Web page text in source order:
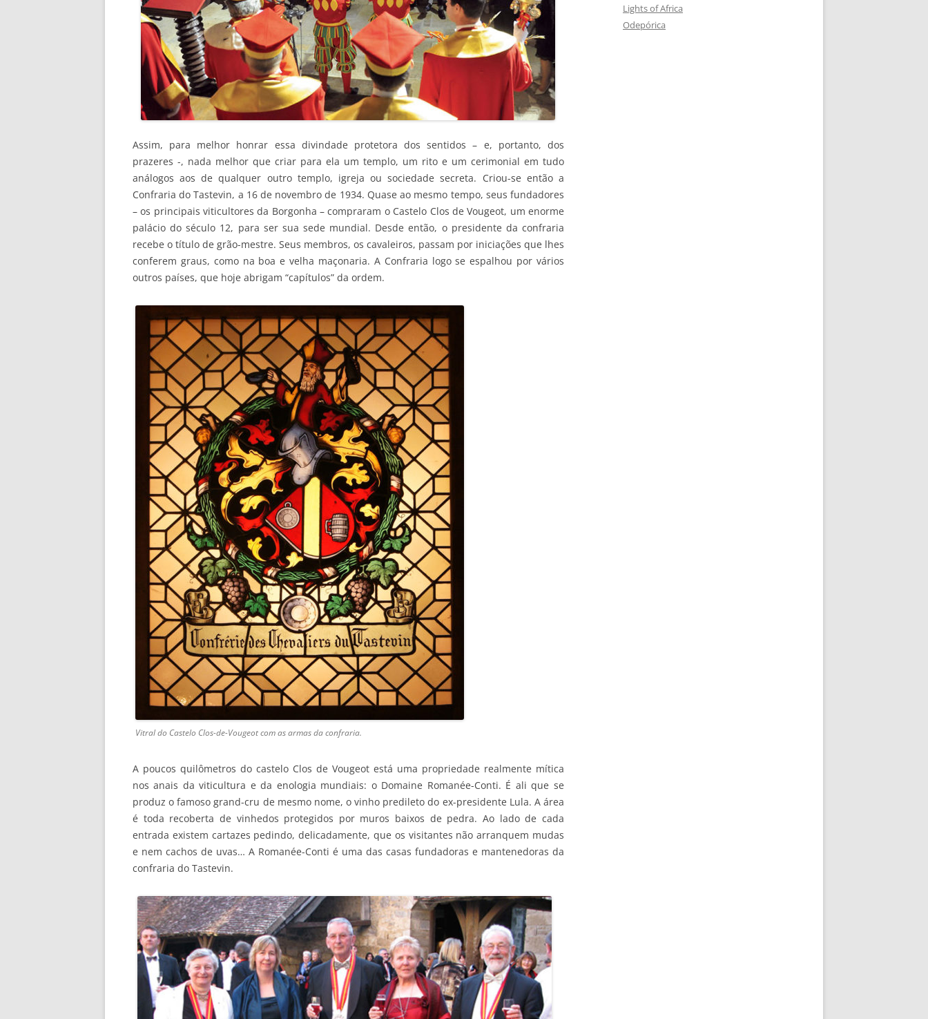
Assim, para melhor honrar essa divindade protetora dos sentidos – e, portanto, dos
prazeres -, nada melhor que criar para ela um templo, um rito e um cerimonial em tudo
análogos aos de qualquer outro templo, igreja ou sociedade secreta. Criou-se então a
Confraria do Tastevin, a 16 de novembro de 1934. Quase ao mesmo tempo, seus fundadores
– os principais viticultores da Borgonha – compraram o Castelo Clos de Vougeot, um enorme
palácio do século 12, para ser sua sede mundial. Desde então, o presidente da confraria
recebe o título de grão-mestre. Seus membros, os cavaleiros, passam por iniciações que lhes
conferem graus, como na boa e velha maçonaria. A Confraria logo se espalhou por vários
outros países, que hoje abrigam “capítulos” da ordem.
Vitral do Castelo Clos-de-Vougeot com as armas da confraria.
A poucos quilômetros do castelo Clos de Vougeot está uma propriedade realmente mítica
nos anais da viticultura e da enologia mundiais: o Domaine Romanée-Conti. É ali que se
produz o famoso grand-cru de mesmo nome, o vinho predileto do ex-presidente Lula. A área
é toda recoberta de vinhedos protegidos por muros baixos de pedra. Ao lado de cada
entrada existem cartazes pedindo, delicadamente, que os visitantes não arranquem mudas
e nem cachos de uvas… A Romanée-Conti é uma das casas fundadoras e mantenedoras da
confraria do Tastevin.
Lights of Africa
Odepórica